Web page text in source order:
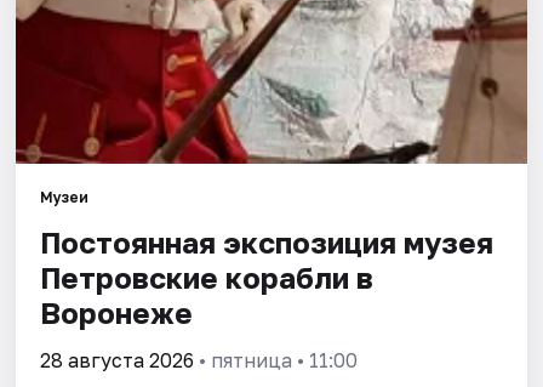
Музеи
Постоянная экспозиция музея
Петровские корабли в
Воронеже
28 августа 2026 • пятница • 11:00